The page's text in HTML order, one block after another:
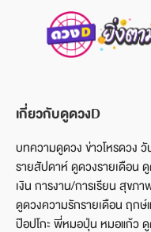
เกี่ยวกับดูดวงD
บทความดูดวง ข่าวโหรดวง
รายสัปดาห์ ดูดวงรายเดือน
เงิน การงาน/การเรียน สุข
ดูดวงความรักรายเดือน ฤก
ป๊อปโกะ พี่หมอปุ่น หมอแก้ว